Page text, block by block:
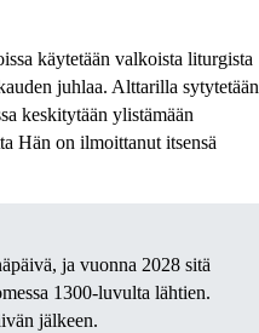
käytetään valkoista liturgista
juhlaa. Alttarilla sytytetään
keskitytään ylistämään
Hän on ilmoittanut itsensä
ja vuonna 2028 sitä
1300-luvulta lähtien.
jälkeen.